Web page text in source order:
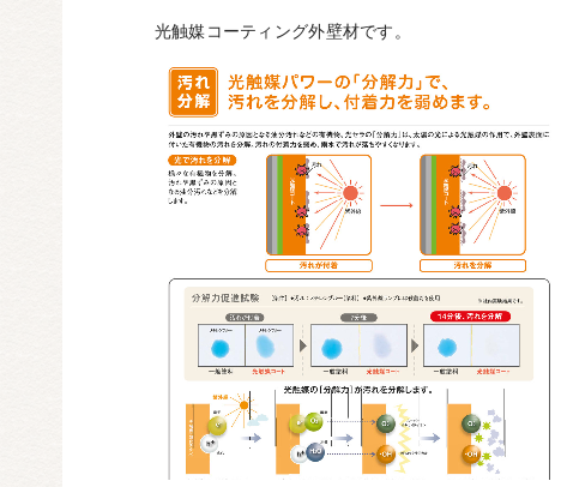
光触媒コーティング外壁材です。